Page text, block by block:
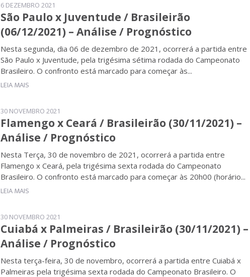
6 DEZEMBRO 2021
São Paulo x Juventude / Brasileirão
(06/12/2021) – Análise / Prognóstico
Nesta segunda, dia 06 de dezembro de 2021, ocorrerá a partida entre
São Paulo x Juventude, pela trigésima sétima rodada do Campeonato
Brasileiro. O confronto está marcado para começar às...
LEIA MAIS
30 NOVEMBRO 2021
Flamengo x Ceará / Brasileirão (30/11/2021) –
Análise / Prognóstico
Nesta Terça, 30 de novembro de 2021, ocorrerá a partida entre
Flamengo x Ceará, pela trigésima sexta rodada do Campeonato
Brasileiro. O confronto está marcado para começar às 20h00 (horário...
LEIA MAIS
30 NOVEMBRO 2021
Cuiabá x Palmeiras / Brasileirão (30/11/2021) –
Análise / Prognóstico
Nesta terça-feira, 30 de novembro, ocorrerá a partida entre Cuiabá x
Palmeiras pela trigésima sexta rodada do Campeonato Brasileiro. O